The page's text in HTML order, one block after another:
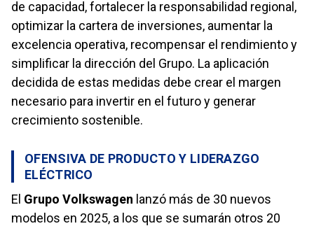
de capacidad, fortalecer la responsabilidad regional,
optimizar la cartera de inversiones, aumentar la
excelencia operativa, recompensar el rendimiento y
simplificar la dirección del Grupo. La aplicación
decidida de estas medidas debe crear el margen
necesario para invertir en el futuro y generar
crecimiento sostenible.
OFENSIVA DE PRODUCTO Y LIDERAZGO
ELÉCTRICO
El Grupo Volkswagen lanzó más de 30 nuevos
modelos en 2025, a los que se sumarán otros 20